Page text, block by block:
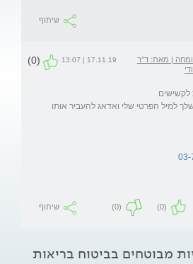
שיתוף
| מאת: ד"ר
17.11.19 | 13:07
(0)
למיל הפרטי שלי ואדאג להעביר אותו
03-
(0)
(0) שיתוף
מבוטחים בביטוח בריאות